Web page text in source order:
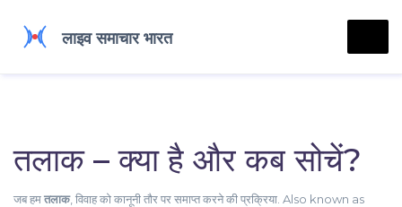
तलाक – क्या है और कब सोचें?
जब हमतलाक, विवाह को कानूनी तौर पर समाप्त करने की प्रक्रिया . Also known as